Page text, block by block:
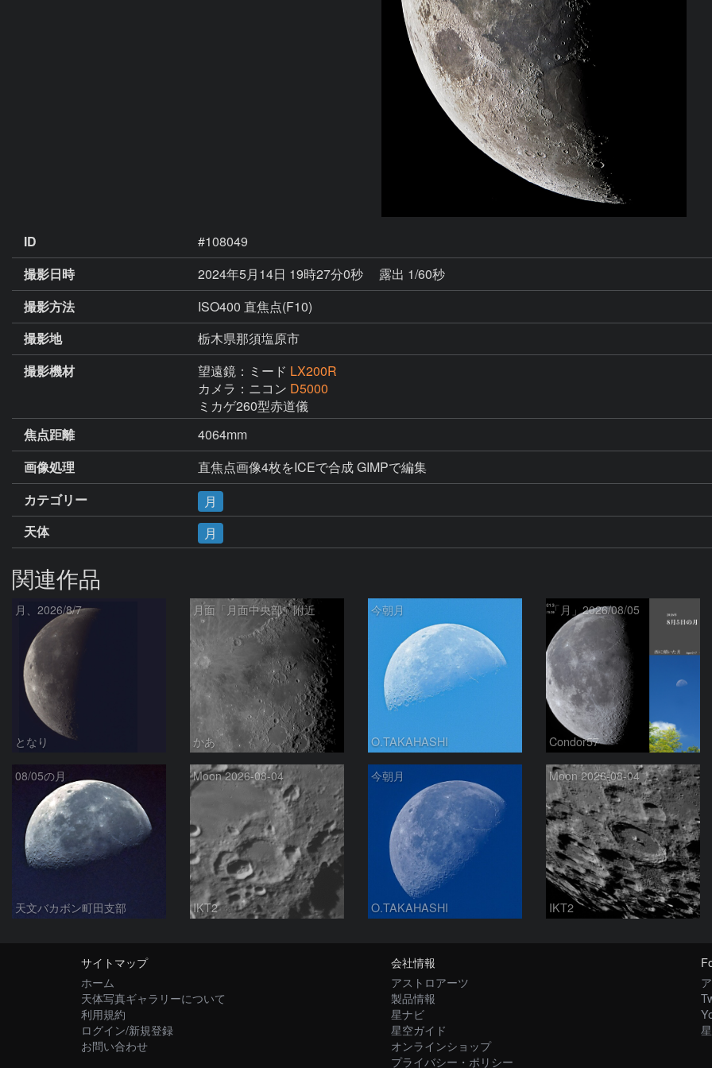
ID
#108049
撮影日時
2024年5月14日 19時27分0秒
露出 1/60秒
撮影方法
ISO400 直焦点(F10)
撮影地
栃木県那須塩原市
撮影機材
望遠鏡：ミード LX200R
カメラ：ニコン D5000
ミカゲ260型赤道儀
焦点距離
4064mm
画像処理
直焦点画像4枚をICEで合成 GIMPで編集
カテゴリー
月
天体
月
関連作品
月、2026/8/7
となり
月面「月面中央部」附近
かあ
今朝月
O.TAKAHASHI
「月」2026/08/05
Condor57
08/05の月
天文バカボン町田支部
Moon 2026-08-04
IKT2
今朝月
O.TAKAHASHI
Moon 2026-08-04
IKT2
サイトマップ
ホーム
天体写真ギャラリーについて
利用規約
ログイン/新規登録
お問い合わせ
会社情報
アストロアーツ
製品情報
星ナビ
星空ガイド
オンラインショップ
プライバシー・ポリシー